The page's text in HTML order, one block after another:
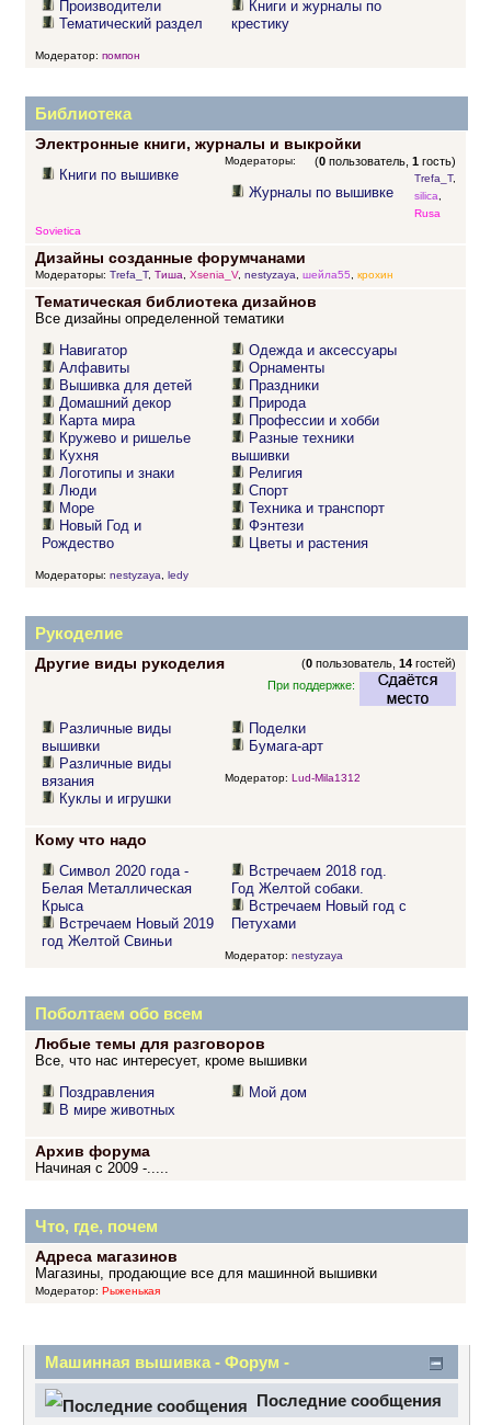
Производители
Тематический раздел
Книги и журналы по
крестику
Модератор: помпон
Библиотека
Электронные книги, журналы и выкройки
(0 пользователь,1 гость)
Книги по вышивке
Журналы по вышивке
Модераторы:
Trefa_T,
silica,
Rusa
Sovietica
Дизайны созданные форумчанами
Модераторы: Trefa_T, Тиша, Xsenia_V, nestyzaya, шейла55, крохин
Тематическая библиотека дизайнов
Все дизайны определенной тематики
Навигатор
Алфавиты
Вышивка для детей
Домашний декор
Карта мира
Кружево и ришелье
Кухня
Логотипы и знаки
Люди
Море
Новый Год и
Рождество
Одежда и аксессуары
Орнаменты
Праздники
Природа
Профессии и хобби
Разные техники
вышивки
Религия
Спорт
Техника и транспорт
Фэнтези
Цветы и растения
Модераторы: nestyzaya ledy
Рукоделие
Другие виды рукоделия (0 пользователь,14 гостей)
При поддержке:
Различные виды
вышивки
Различные виды
вязания
Куклы и игрушки
Поделки
Бумага-арт
Модератор: Lud-Mila1312
Кому что надо
Символ 2020 года -
Белая Металлическая
Крыса
Встречаем Новый 2019
год Желтой Свиньи
Встречаем 2018 год.
Год Желтой собаки.
Встречаем Новый год с
Петухами
Модератор: nestyzaya
Поболтаем обо всем
Любые темы для разговоров
Все, что нас интересует, кроме вышивки
Поздравления
В мире животных
Мой дом
Архив форума
Начиная с 2009 -.....
Что, где, почем
Адреса магазинов
Магазины, продающие все для машинной вышивки
Модератор: Рыженькая
Машинная вышивка - Форум -
Информационный центр
Последние сообщения